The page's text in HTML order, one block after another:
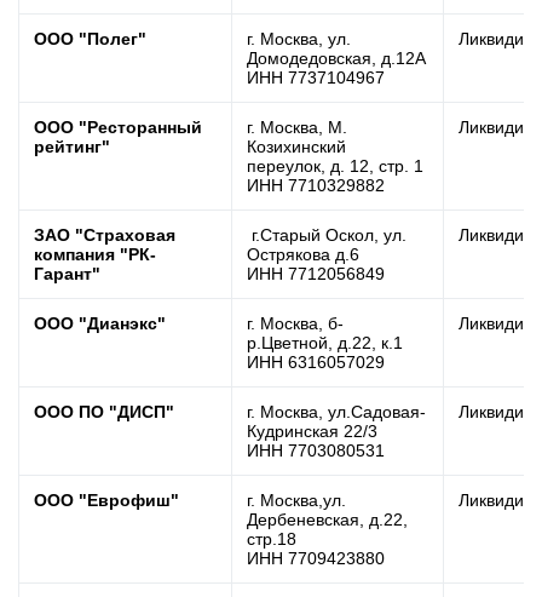
ООО "Полег"
г. Москва, ул.
Домодедовская, д.12А
ИНН 7737104967
ООО "Ресторанный
рейтинг"
г. Москва, М.
Козихинский
переулок, д. 12, стр. 1
ИНН 7710329882
ЗАО "Страховая
компания "РК-
Гарант"
г.Старый Оскол, ул.
Острякова д.6
ИНН 7712056849
ООО "Дианэкс"
г. Москва, б-
р.Цветной, д.22, к.1
ИНН 6316057029
ООО ПО "ДИСП"
г. Москва, ул.Садовая-
Кудринская 22/3
ИНН 7703080531
ООО "Еврофиш"
г. Москва,ул.
Дербеневская, д.22,
стр.18
ИНН 7709423880